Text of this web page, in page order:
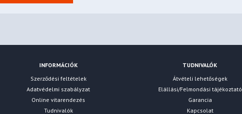
INFORMÁCIÓK
Szerződési feltételek
Adatvédelmi szabályzat
Online vitarendezés
Tudnivalók
TUDNIVALÓK
Átvételi lehetőségek
Elállási/Felmondási tájékoztató
Garancia
Kapcsolat